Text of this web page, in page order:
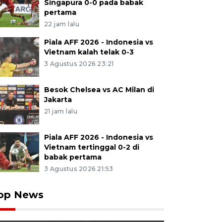
Singapura 0-0 pada babak
pertama
22 jam lalu
Piala AFF 2026 - Indonesia vs
Vietnam kalah telak 0-3
3 Agustus 2026 23:21
Besok Chelsea vs AC Milan di
Jakarta
21 jam lalu
Piala AFF 2026 - Indonesia vs
Vietnam tertinggal 0-2 di
babak pertama
3 Agustus 2026 21:53
News